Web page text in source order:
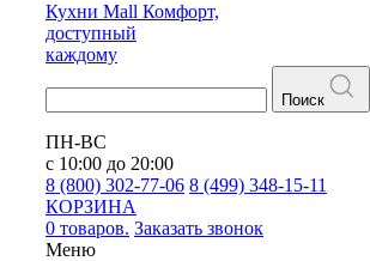
Кухни Mall Комфорт,
доступный
каждому
Поиск
ПН-ВС
с 10:00 до 20:00
8 (800) 302-77-06 8 (499) 348-15-11
КОРЗИНА
0 товаров. Заказать звонок
Меню